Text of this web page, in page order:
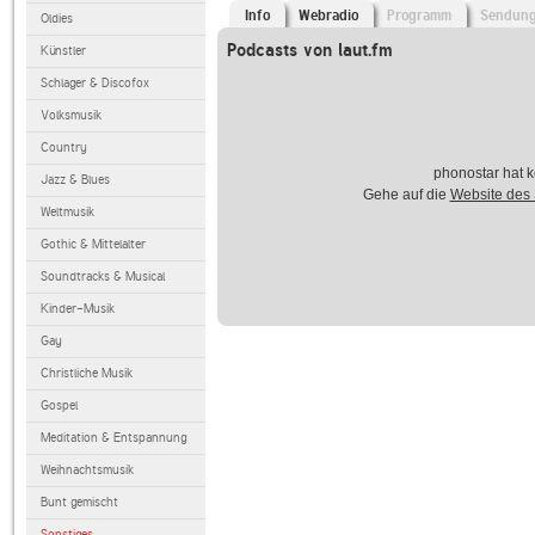
Oldies
Künstler
Schlager & Discofox
Volksmusik
Country
Jazz & Blues
Weltmusik
Gothic & Mittelalter
Soundtracks & Musical
Kinder-Musik
Gay
Christliche Musik
Gospel
Meditation & Entspannung
Weihnachtsmusik
Bunt gemischt
Info Webradio Programm
Podcasts von laut.fm
phonostar hat
Gehe auf die Website des